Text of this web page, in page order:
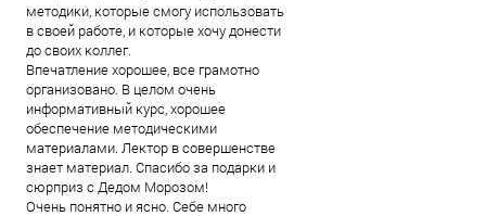
методики, которые смогу использовать
в своей работе, и которые хочу донести
до своих коллег.
Впечатление хорошее, все грамотно
организовано. В целом очень
информативный курс, хорошее
обеспечение методическими
материалами. Лектор в совершенстве
знает материал. Спасибо за подарки и
сюрприз с Дедом Морозом!
Очень понятно и ясно. Себе много